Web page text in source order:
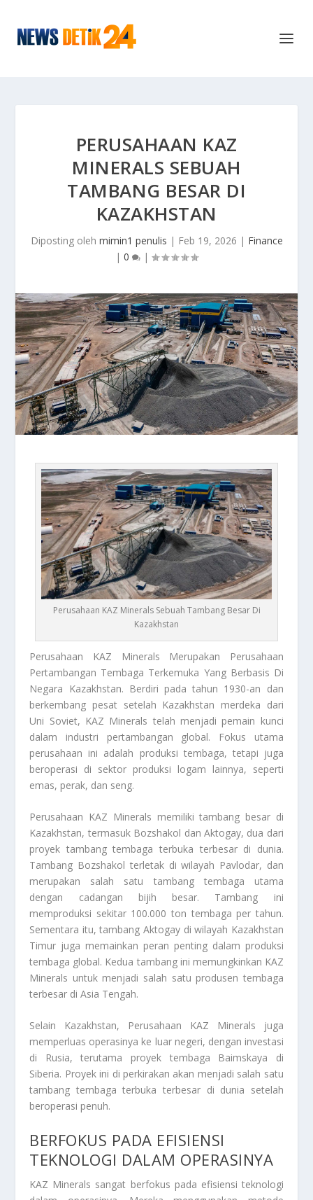
PERUSAHAAN KAZ
MINERALS SEBUAH
TAMBANG BESAR DI
KAZAKHSTAN
Diposting oleh mimin1 penulis | Feb 19, 2026 | Finance
| 0 |
Perusahaan KAZ Minerals Sebuah Tambang Besar Di
Kazakhstan
Perusahaan KAZ Minerals Merupakan Perusahaan
Pertambangan Tembaga Terkemuka Yang Berbasis Di
Negara Kazakhstan. Berdiri pada tahun 1930-an dan
berkembang pesat setelah Kazakhstan merdeka dari
Uni Soviet, KAZ Minerals telah menjadi pemain kunci
dalam industri pertambangan global. Fokus utama
perusahaan ini adalah produksi tembaga, tetapi juga
beroperasi di sektor produksi logam lainnya, seperti
emas, perak, dan seng.
Perusahaan KAZ Minerals memiliki tambang besar di
Kazakhstan, termasuk Bozshakol dan Aktogay, dua dari
proyek tambang tembaga terbuka terbesar di dunia.
Tambang Bozshakol terletak di wilayah Pavlodar, dan
merupakan salah satu tambang tembaga utama
dengan cadangan bijih besar. Tambang ini
memproduksi sekitar 100.000 ton tembaga per tahun.
Sementara itu, tambang Aktogay di wilayah Kazakhstan
Timur juga memainkan peran penting dalam produksi
tembaga global. Kedua tambang ini memungkinkan KAZ
Minerals untuk menjadi salah satu produsen tembaga
terbesar di Asia Tengah.
Selain Kazakhstan, Perusahaan KAZ Minerals juga
memperluas operasinya ke luar negeri, dengan investasi
di Rusia, terutama proyek tembaga Baimskaya di
Siberia. Proyek ini di perkirakan akan menjadi salah satu
tambang tembaga terbuka terbesar di dunia setelah
beroperasi penuh.
BERFOKUS PADA EFISIENSI
TEKNOLOGI DALAM OPERASINYA
KAZ Minerals sangat berfokus pada efisiensi teknologi